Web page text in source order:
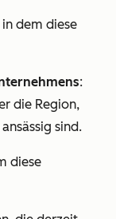
in dem diese
:
die Region,
sind.
diese